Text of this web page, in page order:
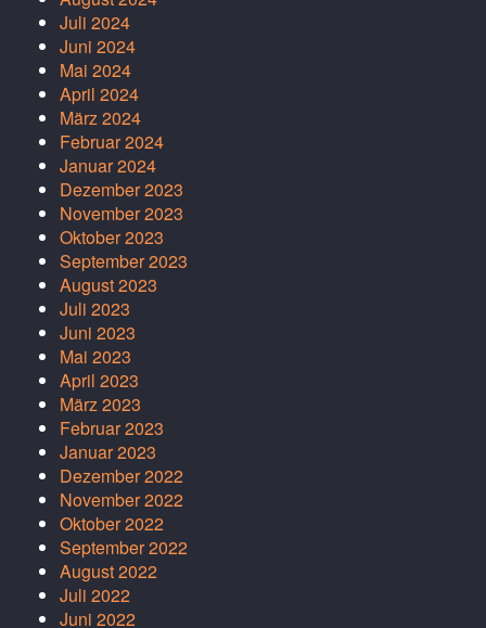
Juli 2024
Juni 2024
Mai 2024
April 2024
März 2024
Februar 2024
Januar 2024
Dezember 2023
November 2023
Oktober 2023
September 2023
August 2023
Juli 2023
Juni 2023
Mai 2023
April 2023
März 2023
Februar 2023
Januar 2023
Dezember 2022
November 2022
Oktober 2022
September 2022
August 2022
Juli 2022
Juni 2022